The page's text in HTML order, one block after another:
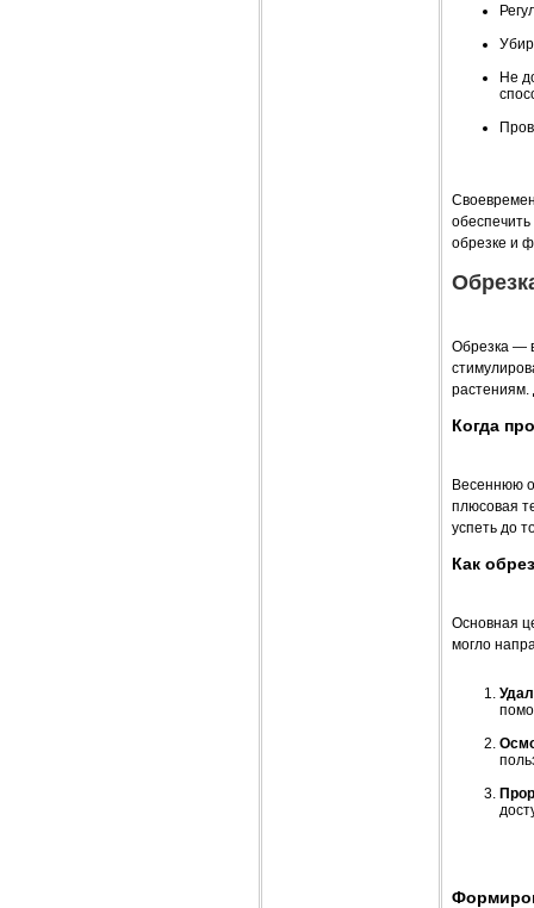
Не
обрезке и
Обрезка —
растениям.
Когда
Весеннюю
плюсовая
успеть до
Как
Основная
могло